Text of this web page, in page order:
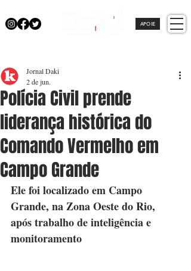
APOIE
Polícia Civil prende
liderança histórica do
Comando Vermelho em
Campo Grande
Jornal Daki
2 de jun.
Ele foi localizado em Campo
Grande, na Zona Oeste do Rio,
após trabalho de inteligência e
monitoramento